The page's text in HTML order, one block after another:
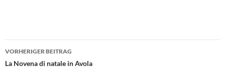
Beitragsnavigation
VORHERIGER BEITRAG
La Novena di natale in Avola